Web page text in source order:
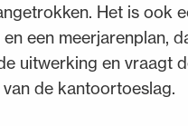
Het is ook
een meerjarenplan,
uitwerking en vraagt
de kantoortoeslag.